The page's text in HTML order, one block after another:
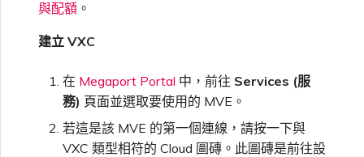
合作夥伴代管帳戶
限制與配額
Salesforce MCR 連線
SAP HANA Enterprise
Cloud
MCR Looking Glass（路由診
MCR 的 NAT 運作原理
MCR 私有雲端互聯
檢視作業日誌
監控維護和中斷事件
鎖定 Megaport 服務
MCR 計費
VXC、Megaport Internet 和
IX 計費
建立至 Google Cloud 的
建立 Megaport Internet 連
建立 MCR
Megaport Terraform
Provider
在測試環境中測試
與配額 。
建立 VXC
在 Megaport Portal 中，前往 Services (服
務) 頁面並選取要使用的 MVE。
若這是該 MVE 的第一個連線，請按一下與
VXC 類型相符的 Cloud 圖磚。此圖磚是前往設